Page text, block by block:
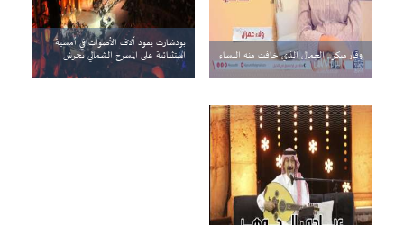
وقار مبكر.. الجمال الذي خافت منه النساء
بودشارت يقود آلاف الأصوات في أمسية
استثنائية على المسرح الشمالي بجرش